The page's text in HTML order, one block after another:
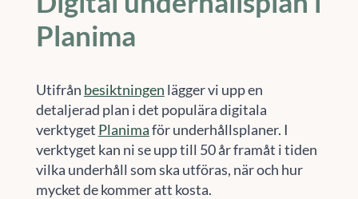
Planima
Utifrån besiktningen lägger vi upp en
detaljerad plan i det populära digitala
verktyget Planimaför underhållsplaner. I
verktyget kan ni se upp till 50 år framåt i tiden
vilka underhåll som ska utföras, när och hur
mycket de kommer att kosta.